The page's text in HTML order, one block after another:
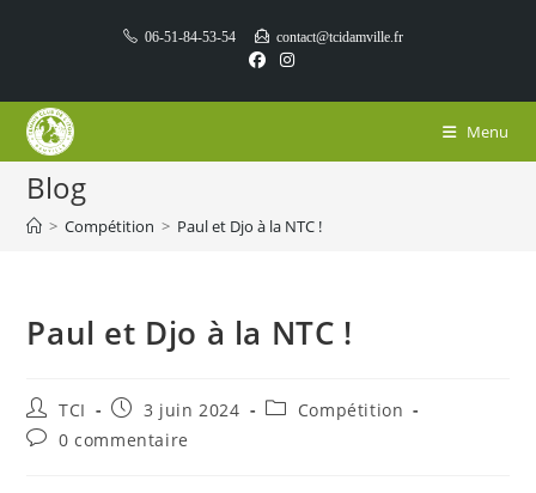
06-51-84-53-54 contact@tcidamville.fr
Menu
Blog
> Compétition > Paul et Djo à la NTC !
Paul et Djo à la NTC !
Auteur/autrice
de
la
TCI
Publication
publiée :
3 juin 2024
PostCompétition
Commentaires
0 commentaire